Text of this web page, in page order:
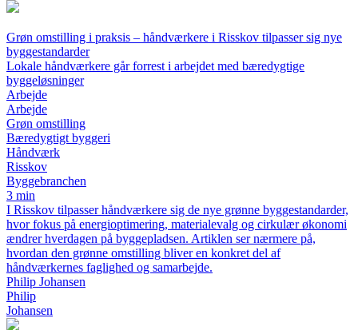
Grøn omstilling i praksis – håndværkere i Risskov tilpasser sig nye
byggestandarder
Lokale håndværkere går forrest i arbejdet med bæredygtige
byggeløsninger
Arbejde
Arbejde
Grøn omstilling
Bæredygtigt byggeri
Håndværk
Risskov
Byggebranchen
3 min
I Risskov tilpasser håndværkere sig de nye grønne byggestandarder,
hvor fokus på energioptimering, materialevalg og cirkulær økonomi
ændrer hverdagen på byggepladsen. Artiklen ser nærmere på,
hvordan den grønne omstilling bliver en konkret del af
håndværkernes faglighed og samarbejde.
Philip Johansen
Philip
Johansen